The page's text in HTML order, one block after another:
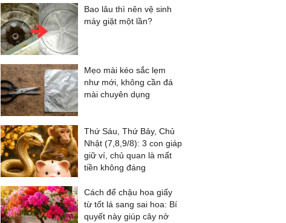
Bao lâu thì nên vệ sinh
máy giặt một lần?
Mẹo mài kéo sắc lẹm
như mới, không cần đá
mài chuyên dụng
Thứ Sáu, Thứ Bảy, Chủ
Nhật (7,8,9/8): 3 con giáp
giữ ví, chủ quan là mất
tiền không đáng
Cách để chậu hoa giấy
từ tốt lá sang sai hoa: Bí
quyết này giúp cây nở